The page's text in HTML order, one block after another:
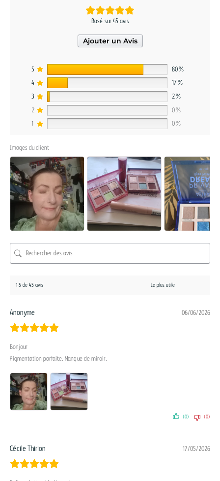
Basé sur 45 avis
Ajouter un Avis
5
80%
4
17%
3
2%
2
0%
1
0%
Images du client
1-5 de 45 avis
Anonyme 06/06/2026
Bonjour
Pigmentation parfaite. Manque de miroir.
(0) (0)
Cécile Thirion 17/05/2026